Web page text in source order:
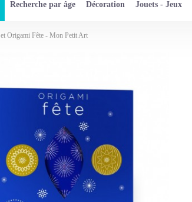
Recherche par âge Décoration Jouets - Jeux
Origami Fête - Mon Petit Art